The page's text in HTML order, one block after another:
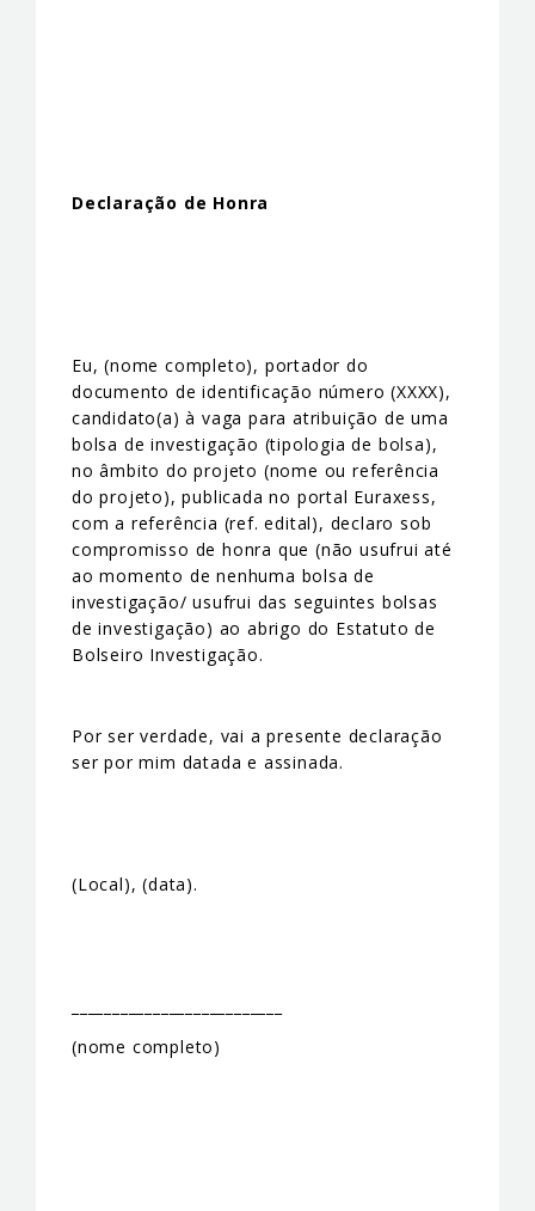
Declaração de Honra
Eu, (nome completo), portador do
documento de identificação número (XXXX),
candidato(a) à vaga para atribuição de uma
bolsa de investigação (tipologia de bolsa),
no âmbito do projeto (nome ou referência
do projeto), publicada no portal Euraxess,
com a referência (ref. edital), declaro sob
compromisso de honra que (não usufrui até
ao momento de nenhuma bolsa de
investigação/ usufrui das seguintes bolsas
de investigação) ao abrigo do Estatuto de
Bolseiro Investigação.
Por ser verdade, vai a presente declaração
ser por mim datada e assinada.
(Local), (data).
(nome completo)